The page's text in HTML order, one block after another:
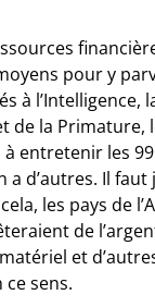
pour y
à l’Intelligence,
de la Primature,
entretenir les
a d’autres. Il
les pays de
de
et
sens.